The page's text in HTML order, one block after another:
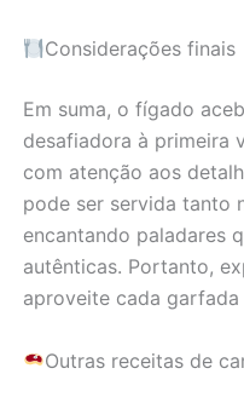
Considerações finais
Em suma, o fígado
desafiadora à primeira
com atenção aos
pode ser servida tanto
encantando paladares
autênticas. Portanto,
aproveite cada garfada
Outras receitas de